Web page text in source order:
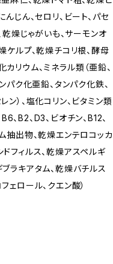
じん、セロリ、ビート、パセ
乾燥じゃがいも、サーモンオ
ケルプ、乾燥チコリ根、酵母
リウム、ミネラル類（亜鉛、
パク化亜鉛、タンパク化鉄、
ン）、塩化コリン、ビタミン類
、B2、D3、ビオチン、B12、
抽出物、乾燥エンテロコッカ
フィルス、乾燥アスペルギ
ラキアタム、乾燥バチルス
ェロール、クエン酸）